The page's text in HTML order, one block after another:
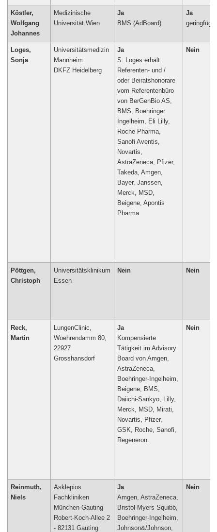
Köstler,
Wolfgang
Johannes
Medizinische
Universität Wien
Ja
BMS (AdBoard)
Ja
geringfügig
Loges,
Sonja
Universitätsmedizin
Mannheim
DKFZ Heidelberg
Ja
S. Loges erhält
Referenten- und /
oder Beiratshonorare
vom Referentenbüro
von BerGenBio AS,
BMS, Boehringer
Ingelheim, Eli Lilly,
Roche Pharma,
Sanofi Aventis,
Novartis,
AstraZeneca, Pfizer,
Takeda, Amgen,
Bayer, Janssen,
Merck, MSD,
Beigene, Apontis
Pharma
Nein
Pöttgen,
Christoph
Universitätsklinikum
Essen
Nein Nein
Reck,
Martin
LungenClinic,
Woehrendamm 80,
22927
Grosshansdorf
Ja
Kompensierte
Tätigkeit im Advisory
Board von Amgen,
AstraZeneca,
Boehringer-Ingelheim,
Beigene, BMS,
Daiichi-Sankyo, Lilly,
Merck, MSD, Mirati,
Novartis, Pfizer,
GSK, Roche, Sanofi,
Regeneron.
Nein
Reinmuth,
Niels
Asklepios
Fachkliniken
München-Gauting
Robert-Koch-Allee 2
Ja
Amgen, AstraZeneca,
Bristol-Myers Squibb,
Boehringer-Ingelheim,
Johnson&/Johnson,
Nein